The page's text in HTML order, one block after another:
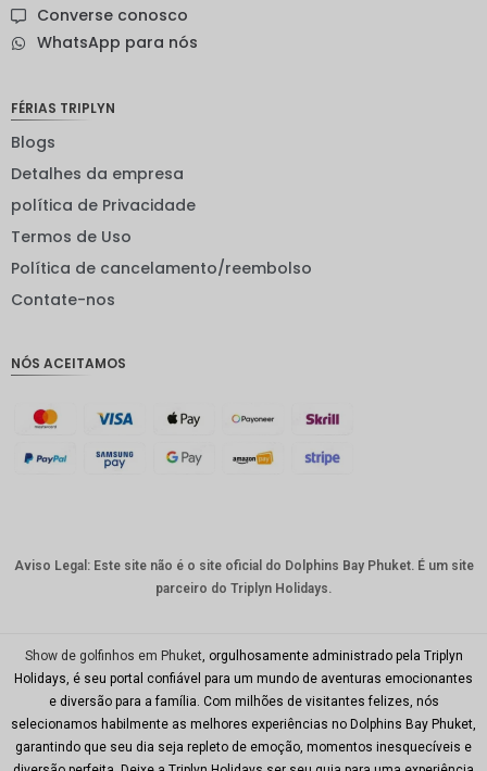
neozelan
ienes
EUR
suíço
australia
CNY
TWD
Minhas
Ries
Converse conosco
WhatsApp para nós
FÉRIAS TRIPLYN
Blogs
Detalhes da empresa
política de Privacidade
Termos de Uso
Política de cancelamento/reembolso
Contate-nos
NÓS ACEITAMOS
Aviso Legal: Este site não é o site oficial do Dolphins Bay Phuket. É um site
parceiro do Triplyn Holidays.
Show de golfinhos em Phuket , orgulhosamente administrado pela Triplyn
Holidays, é seu portal confiável para um mundo de aventuras emocionantes
e diversão para a família. Com milhões de visitantes felizes, nós
selecionamos habilmente as melhores experiências no Dolphins Bay Phuket,
garantindo que seu dia seja repleto de emoção, momentos inesquecíveis e